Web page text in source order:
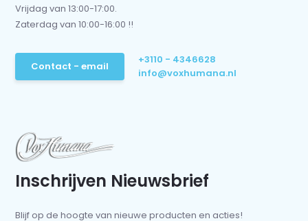
Vrijdag van 13:00-17:00.
Zaterdag van 10:00-16:00 !!
Contact - email
+3110 - 4346628
info@voxhumana.nl
Inschrijven Nieuwsbrief
Blijf op de hoogte van nieuwe producten en acties!